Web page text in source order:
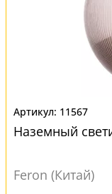
11567
Наземный
Feron (Китай)